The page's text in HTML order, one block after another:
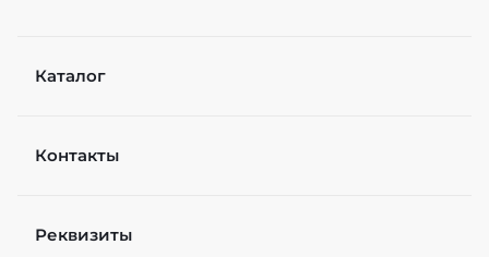
Каталог
Контакты
Реквизиты